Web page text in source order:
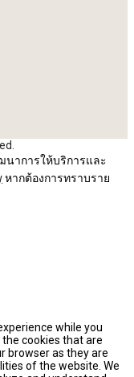
าการให้บริการและ
หากต้องการทราบราย
while you
cookies that are
browser as they are
of the website. We